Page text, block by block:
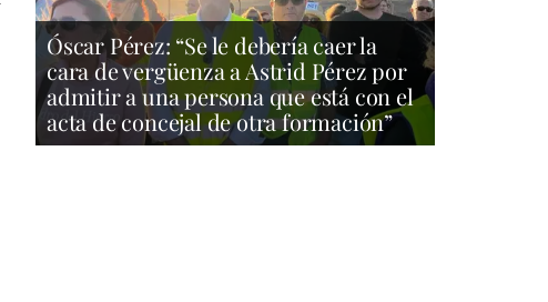
Óscar Pérez: “Se le debería caer la
cara de vergüenza a Astrid Pérez por
admitir a una persona que está con el
acta de concejal de otra formación”